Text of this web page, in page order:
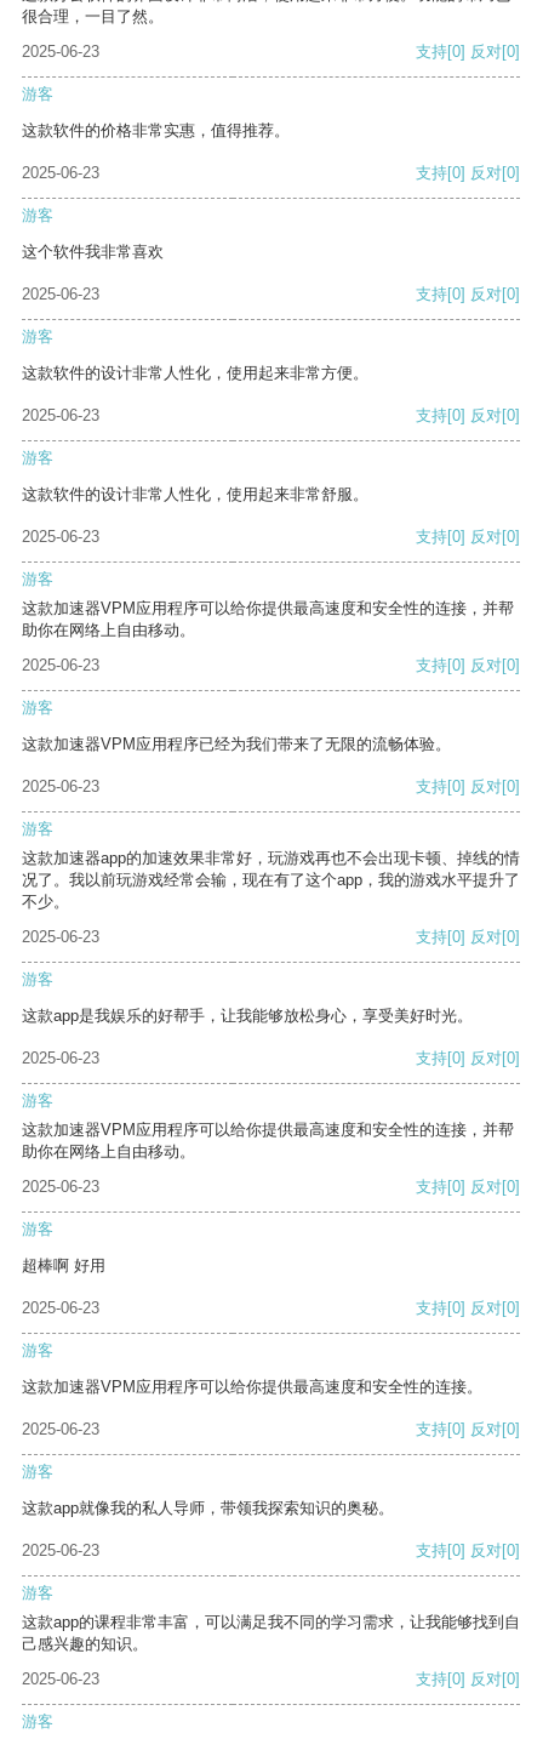
很合理，一目了然。
2025-06-23
支持[0] 反对[0]
游客
这款软件的价格非常实惠，值得推荐。
2025-06-23 支持[0] 反对[0]
游客
这个软件我非常喜欢
2025-06-23 支持[0] 反对[0]
游客
这款软件的设计非常人性化，使用起来非常方便。
2025-06-23 支持[0] 反对[0]
游客
这款软件的设计非常人性化，使用起来非常舒服。
2025-06-23 支持[0] 反对[0]
游客
这款加速器VPM应用程序可以给你提供最高速度和安全性的连接，并帮
助你在网络上自由移动。
2025-06-23
支持[0] 反对[0]
游客
这款加速器VPM应用程序已经为我们带来了无限的流畅体验。
2025-06-23 支持[0] 反对[0]
游客
这款加速器app的加速效果非常好，玩游戏再也不会出现卡顿、掉线的情
况了。我以前玩游戏经常会输，现在有了这个app，我的游戏水平提升了
不少。
2025-06-23
支持[0] 反对[0]
游客
这款app是我娱乐的好帮手，让我能够放松身心，享受美好时光。
2025-06-23 支持[0] 反对[0]
游客
这款加速器VPM应用程序可以给你提供最高速度和安全性的连接，并帮
助你在网络上自由移动。
2025-06-23
支持[0] 反对[0]
游客
超棒啊 好用
2025-06-23 支持[0] 反对[0]
游客
这款加速器VPM应用程序可以给你提供最高速度和安全性的连接。
2025-06-23 支持[0] 反对[0]
游客
这款app就像我的私人导师，带领我探索知识的奥秘。
2025-06-23 支持[0] 反对[0]
游客
这款app的课程非常丰富，可以满足我不同的学习需求，让我能够找到自
己感兴趣的知识。
2025-06-23
支持[0] 反对[0]
游客